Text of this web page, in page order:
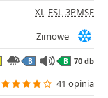
XL FSL 3PMSF
Zimowe
B B 70 db
41 opinia